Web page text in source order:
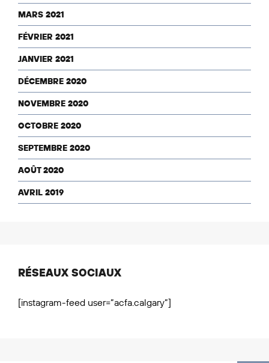
MARS 2021
FÉVRIER 2021
JANVIER 2021
DÉCEMBRE 2020
NOVEMBRE 2020
OCTOBRE 2020
SEPTEMBRE 2020
AOÛT 2020
AVRIL 2019
RÉSEAUX SOCIAUX
[instagram-feed user=”acfa.calgary”]